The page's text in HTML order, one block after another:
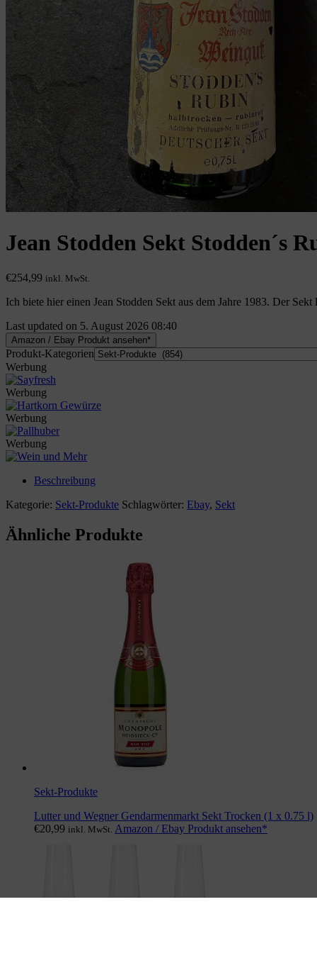
Jean Stodden Sekt Stodden´s
€254,99 inkl. MwSt.
Ich biete hier einen Jean Stodden Sekt aus dem Jahre 1983. Der
Last updated on 5. August 2026 08:40
Amazon / Ebay Produkt ansehen*
Produkt-Kategorien
Werbung
Werbung
Werbung
Werbung
Beschreibung
Kategorie: Sekt-Produkte Schlagwörter: Ebay, Sekt
Ähnliche Produkte
Sekt-Produkte
Lutter und Wegner Gendarmenmarkt Sekt Trocken (1 x 0.75 l)
€20,99 inkl. MwSt. Amazon / Ebay Produkt ansehen*